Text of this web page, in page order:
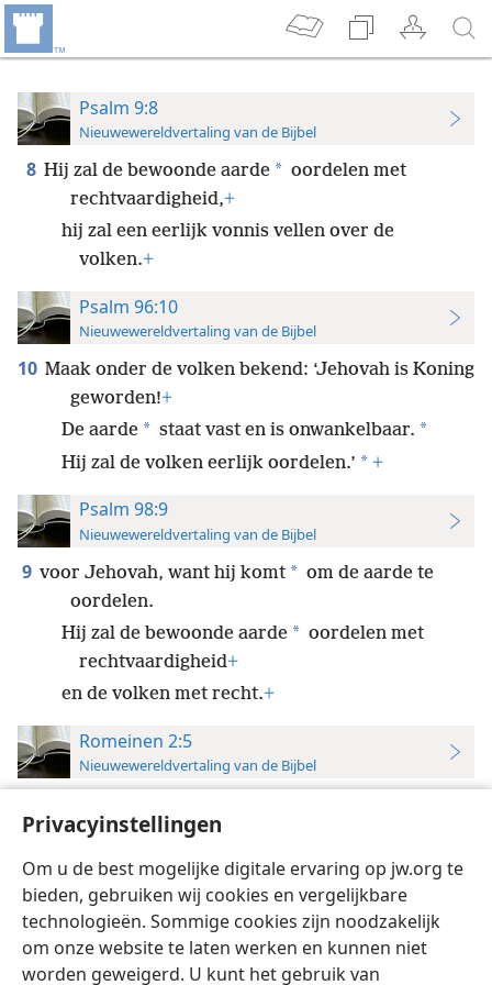
Privacyinstellingen
Om u de best mogelijke digitale ervaring op jw.org te
bieden, gebruiken wij cookies en vergelijkbare
technologieën. Sommige cookies zijn noodzakelijk
om onze website te laten werken en kunnen niet
worden geweigerd. U kunt het gebruik van
Psalm 9:8
Nieuwewereldvertaling van de Bijbel
8 Hij zal de bewoonde aarde * oordelen met
rechtvaardigheid,+
hij zal een eerlijk vonnis vellen over de
volken.+
Psalm 96:10
Nieuwewereldvertaling van de Bijbel
10 Maak onder de volken bekend: ‘Jehovah is Koning
geworden!+
De aarde * staat vast en is onwankelbaar. *
Hij zal de volken eerlijk oordelen.’ * +
Psalm 98:9
Nieuwewereldvertaling van de Bijbel
9 voor Jehovah, want hij komt * om de aarde te
oordelen.
Hij zal de bewoonde aarde * oordelen met
rechtvaardigheid+
en de volken met recht.+
Romeinen 2:5
Nieuwewereldvertaling van de Bijbel
voor jezelf woede op voor de dag van woede en van
de openbaring van Gods rechtvaardige oordeel.+